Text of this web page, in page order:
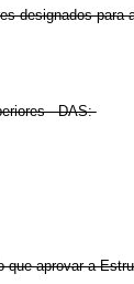
designados para
- DAS:
aprovar a